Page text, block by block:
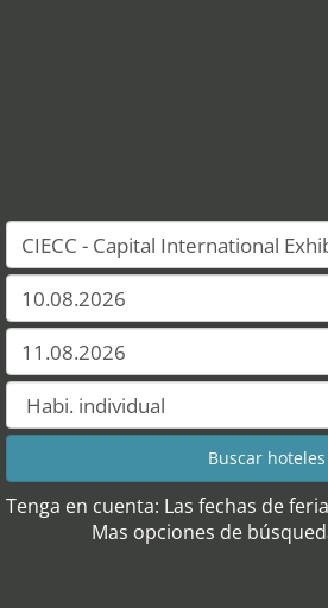
Tenga en cuenta: Las fechas de
Mas opciones de